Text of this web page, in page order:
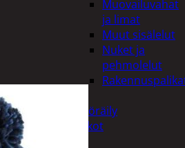
Muovailuvahat
ja limat
Muut sisälelut
Nuket ja
pehmolelut
Polkupyöräily
Lukot